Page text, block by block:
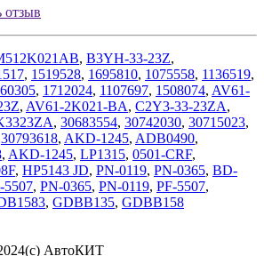
отзыв
, B3YH-33-23Z,
, 1519528, 1695810, 1075558, 1136519,
, 1712024, 1107697, 1508074, AV61-
, AV61-2K021-BA, C2Y3-33-23ZA,
, 30683554, 30742030, 30715023,
30793618, AKD-1245, ADB0490,
, AKD-1245, LP1315, 0501-CRF,
, HP5143 JD, PN-0119, PN-0365, BD-
5507, PN-0365, PN-0119, PF-5507,
, GDBB135, GDBB158
АвтоКИТ